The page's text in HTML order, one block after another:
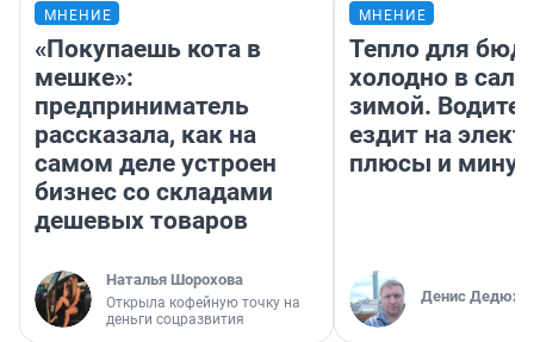
МНЕНИЕ
«Покупаешь кота в
мешке»:
предприниматель
рассказала, как на
самом деле устроен
бизнес со складами
дешевых товаров
Наталья Шорохова
Открыла кофейную точку на
деньги соцразвития
МНЕНИЕ
Тепло для
холодно в
зимой.
ездит на
плюсы и
Денис